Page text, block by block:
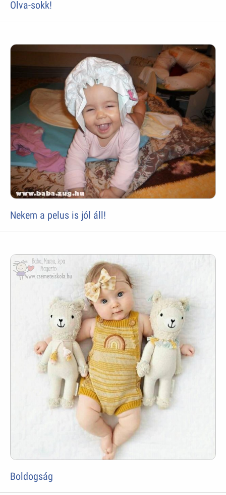
Olva-sokk!
Nekem a pelus is jól áll!
Boldogság